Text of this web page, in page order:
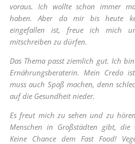
voraus. Ich wollte schon immer
haben. Aber da mir bis heute
eingefallen ist, freue ich mich
mitschreiben zu dürfen.
Das Thema passt ziemlich gut. Ich
Ernährungsberaterin. Mein Credo
muss auch Spaß machen, denn
auf die Gesundheit nieder.
Es freut mich zu sehen und zu
Menschen in Großstädten gibt, die
Keine Chance dem Fast Food!